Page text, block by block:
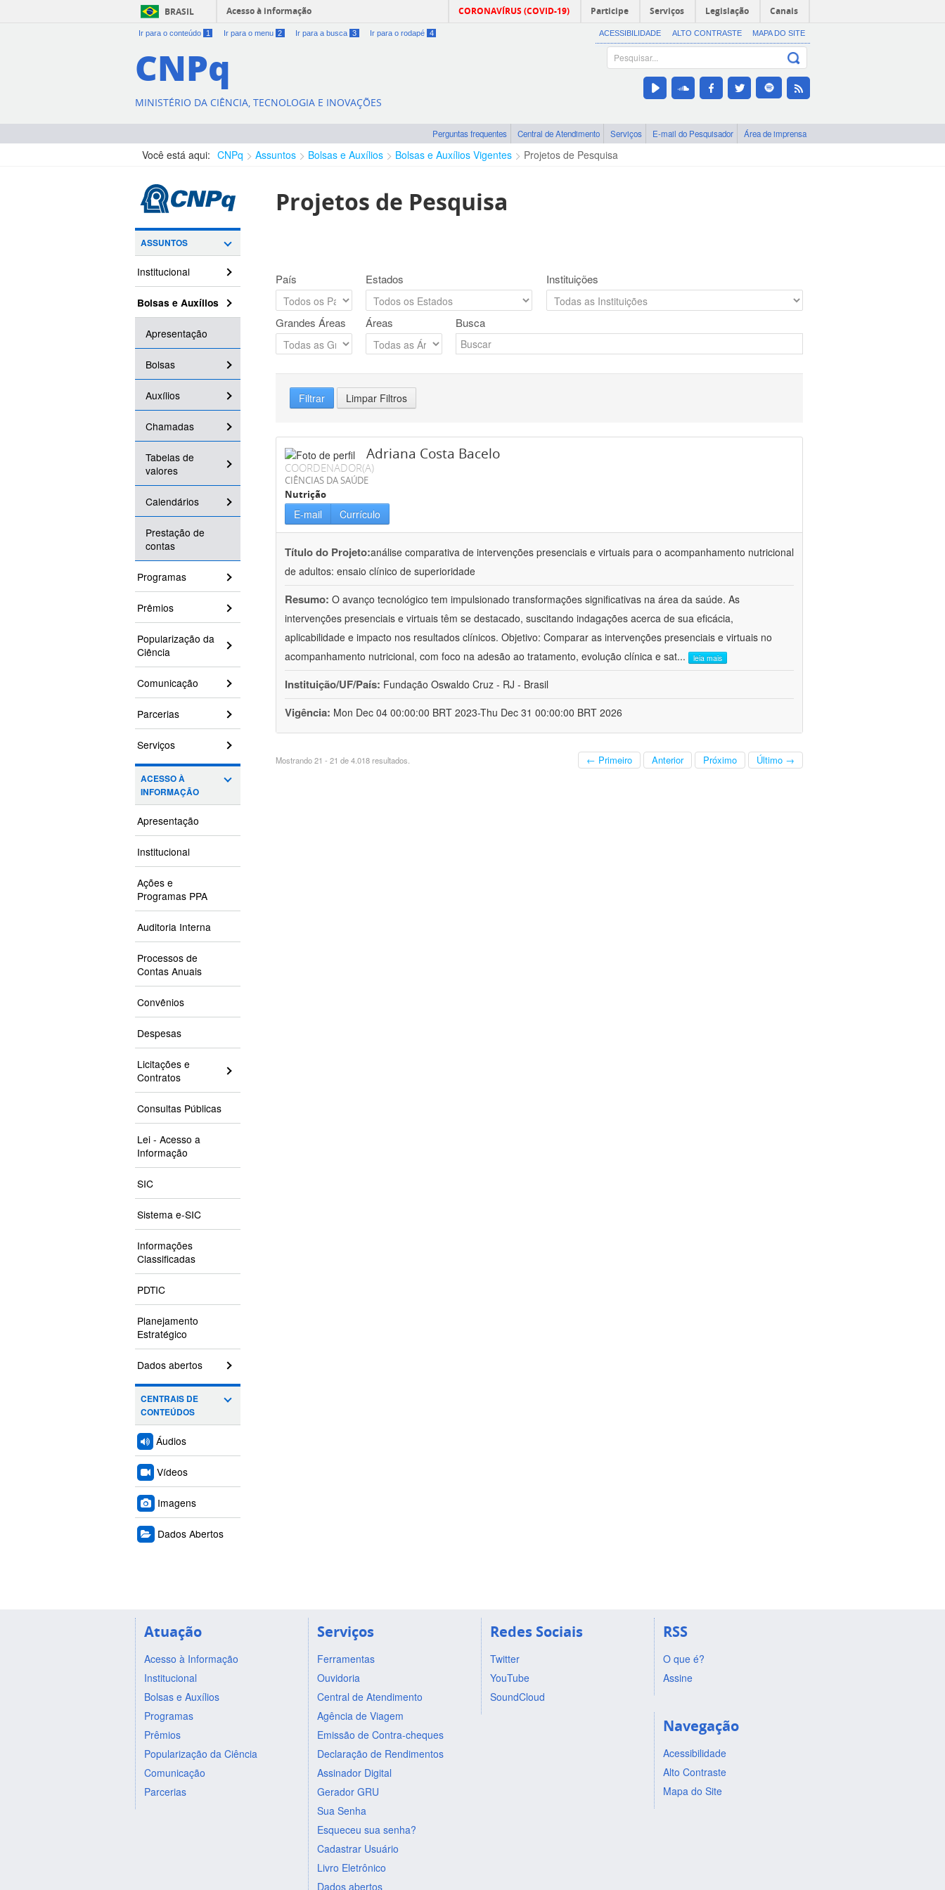
BRASIL Acesso à informação CORONAVÍRUS (COVID-19) Participe Serviços Legislação Canais
Ir para o conteúdo 1 Ir para o menu 2 Ir para a busca 3 Ir para o rodapé 4 ACESSIBILIDADE ALTO CONTRASTE MAPA DO SITE
CNPq
MINISTÉRIO DA CIÊNCIA, TECNOLOGIA E INOVAÇÕES
Perguntas frequentes Central de Atendimento Serviços E-mail do Pesquisador Área de imprensa
Você está aqui: CNPq Assuntos Bolsas e Auxílios Bolsas e Auxílios Vigentes Projetos de Pesquisa
ASSUNTOS
Institucional
Bolsas e Auxílios
Apresentação
Bolsas
Auxílios
Chamadas
Tabelas de
valores
Calendários
Prestação de
contas
Programas
Prêmios
Popularização da
Ciência
Comunicação
Parcerias
Serviços
ACESSO À
INFORMAÇÃO
Apresentação
Institucional
Ações e
Programas PPA
Auditoria Interna
Processos de
Contas Anuais
Convênios
Despesas
Licitações e
Contratos
Consultas Públicas
Lei - Acesso a
Informação
SIC
Sistema e-SIC
Informações
Classificadas
PDTIC
Planejamento
Estratégico
Dados abertos
CENTRAIS DE
CONTEÚDOS
Áudios
Vídeos
Imagens
Dados Abertos
Projetos de Pesquisa
País Estados Instituições
Grandes Áreas Áreas Busca
Filtrar Limpar Filtros
Adriana Costa Bacelo
COORDENADOR(A)
CIÊNCIAS DA SAÚDE
Nutrição
E-mail Currículo
Título do Projeto:análise comparativa de intervenções presenciais e virtuais para o acompanhamento nutricional
de adultos: ensaio clínico de superioridade
Resumo: O avanço tecnológico tem impulsionado transformações significativas na área da saúde. As
intervenções presenciais e virtuais têm se destacado, suscitando indagações acerca de sua eficácia,
aplicabilidade e impacto nos resultados clínicos. Objetivo: Comparar as intervenções presenciais e virtuais no
acompanhamento nutricional, com foco na adesão ao tratamento, evolução clínica e sat... leia mais
Instituição/UF/País: Fundação Oswaldo Cruz - RJ - Brasil
Vigência: Mon Dec 04 00:00:00 BRT 2023-Thu Dec 31 00:00:00 BRT 2026
Mostrando 21 - 21 de 4.018 resultados. ← Primeiro Anterior Próximo Último →
Atuação
Acesso à Informação
Institucional
Bolsas e Auxílios
Programas
Prêmios
Popularização da Ciência
Comunicação
Parcerias
Serviços
Ferramentas
Ouvidoria
Central de Atendimento
Agência de Viagem
Emissão de Contra-cheques
Declaração de Rendimentos
Assinador Digital
Gerador GRU
Sua Senha
Esqueceu sua senha?
Cadastrar Usuário
Livro Eletrônico
Dados abertos
Redes Sociais
Twitter
YouTube
SoundCloud
RSS
O que é?
Assine
Navegação
Acessibilidade
Alto Contraste
Mapa do Site